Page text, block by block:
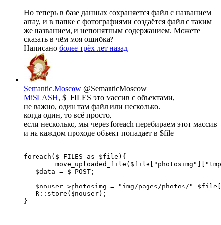
Но теперь в базе данных сохраняется файл с названием
array, и в папке с фотографиями создаётся файл с таким
же названием, и непонятным содержанием. Можете
сказать в чём моя ошибка?
Написано более трёх лет назад
Semantic.Moscow @SemanticMoscow
MiSLASH, $_FILES это массив с объектами,
не важно, один там файл или несколько.
когда один, то всё просто,
если несколько, мы через foreach перебираем этот массив
и на каждом проходе объект попадает в $file
foreach($_FILES as $file){
   $data = $_POST;
$nouser->photosimg = "img/pages/photos/
   R::store($nouser);
}